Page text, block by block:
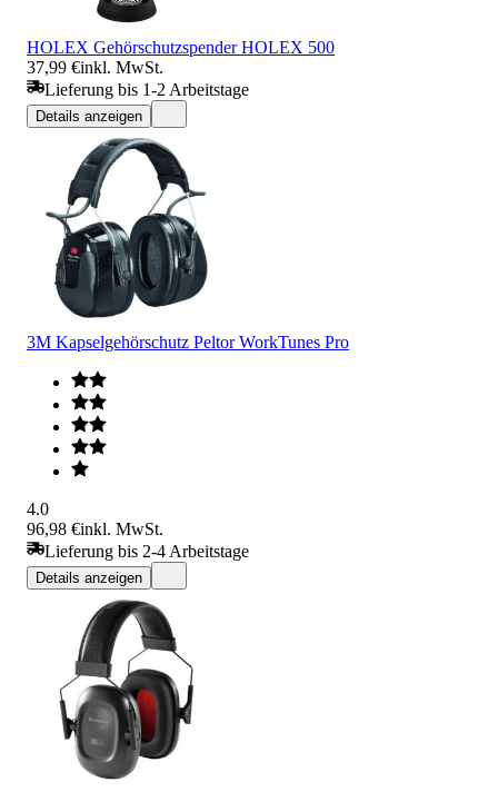
HOLEX Gehörschutzspender HOLEX 500
37,99 €inkl. MwSt.
Lieferung bis 1-2 Arbeitstage
Details anzeigen
3M Kapselgehörschutz Peltor WorkTunes Pro
4.0
96,98 €inkl. MwSt.
Lieferung bis 2-4 Arbeitstage
Details anzeigen